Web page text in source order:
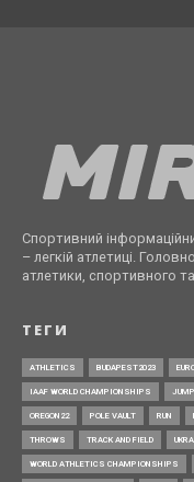
Спортивний
– легкій атлетиці.
атлетики, спортивного
ТЕГИ
ATHLETICS BUDAPEST2023
IAAF WORLD CHAMPIONSHIPS
OREGON22 POLE VAULT RUN
THROWS TRACK AND FIELD
WORLD ATHLETICS CHAMPIONSHIPS